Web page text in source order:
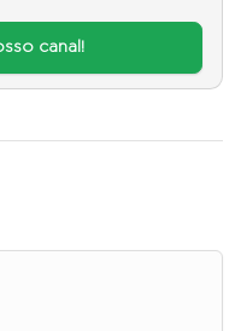
canal!